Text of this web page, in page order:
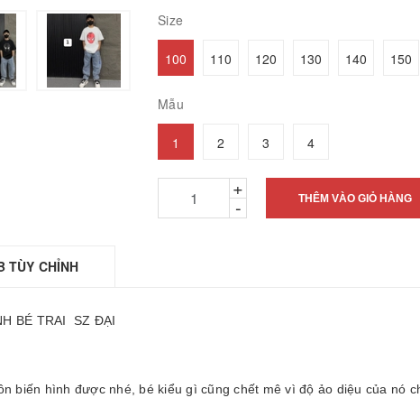
Size
100 110 120 130 140 150
Mẫu
1 2 3 4
+
- THÊM VÀO GIỎ HÀNG
TÙY CHỈNH
BÉ TRAI SZ ĐẠI
biến hình được nhé, bé kiểu gì cũng chết mê vì độ ảo diệu của nó